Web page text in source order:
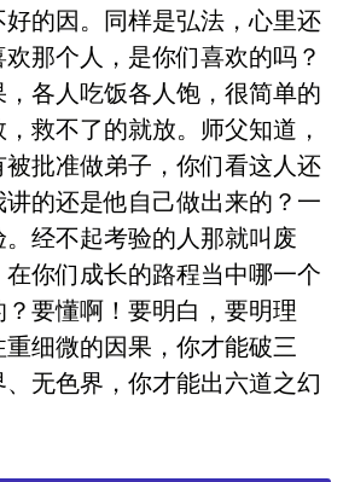
的因。同样是弘法，心里还
那个人，是你们喜欢的吗？
各人吃饭各人饱，很简单的
救不了的就放。师父知道，
批准做弟子，你们看这人还
的还是他自己做出来的？一
经不起考验的人那就叫废
你们成长的路程当中哪一个
要懂啊！要明白，要明理
细微的因果，你才能破三
无色界，你才能出六道之幻